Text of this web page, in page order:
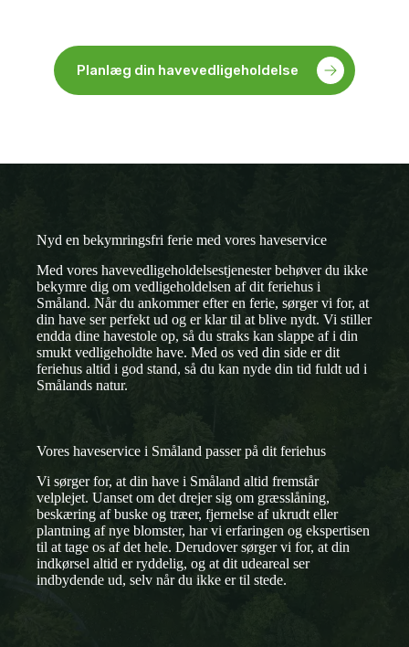
Planlæg din havevedligeholdelse
Nyd en bekymringsfri ferie med vores haveservice
Med vores havevedligeholdelsestjenester behøver du ikke
bekymre dig om vedligeholdelsen af dit feriehus i
Småland. Når du ankommer efter en ferie, sørger vi for, at
din have ser perfekt ud og er klar til at blive nydt. Vi stiller
endda dine havestole op, så du straks kan slappe af i din
smukt vedligeholdte have. Med os ved din side er dit
feriehus altid i god stand, så du kan nyde din tid fuldt ud i
Smålands natur.
Vores haveservice i Småland passer på dit feriehus
Vi sørger for, at din have i Småland altid fremstår
velplejet. Uanset om det drejer sig om græsslåning,
beskæring af buske og træer, fjernelse af ukrudt eller
plantning af nye blomster, har vi erfaringen og ekspertisen
til at tage os af det hele. Derudover sørger vi for, at din
indkørsel altid er ryddelig, og at dit udeareal ser
indbydende ud, selv når du ikke er til stede.